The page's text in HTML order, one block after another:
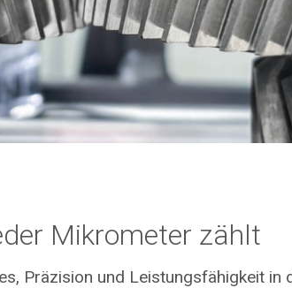
Mikrometer zählt
Präzision und Leistungsfähigkeit in